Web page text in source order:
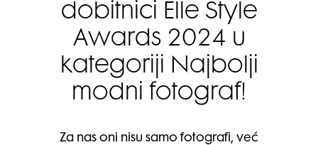
dobitnici Elle Style
Awards 2024 u
kategoriji Najbolji
modni fotograf!
Za nas oni nisu samo fotografi, već